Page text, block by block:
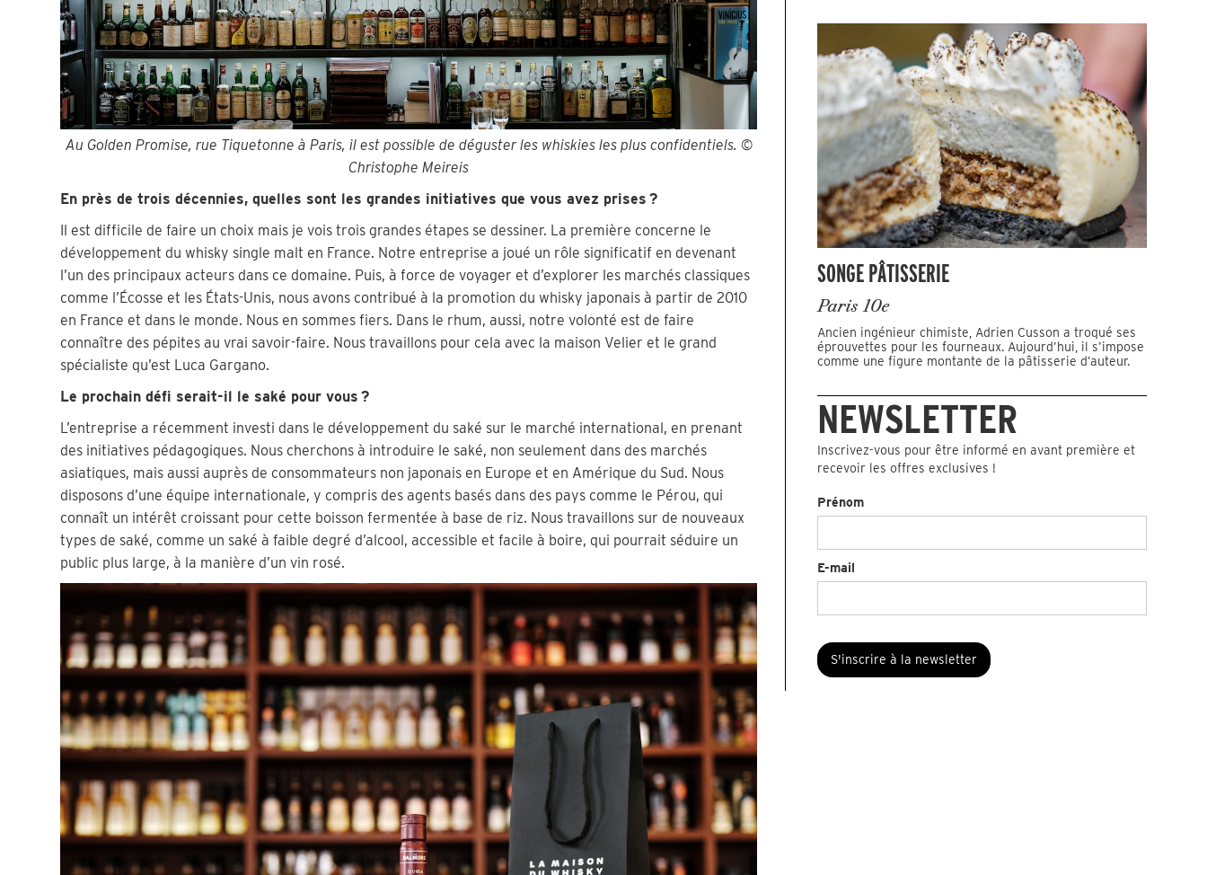
Au Golden Promise, rue Tiquetonne à Paris, il est possible de déguster les whiskies les plus confidentiels. ©
Christophe Meireis
En près de trois décennies, quelles sont les grandes initiatives que vous avez prises ?
Il est difficile de faire un choix mais je vois trois grandes étapes se dessiner. La première concerne le
développement du whisky single malt en France. Notre entreprise a joué un rôle significatif en devenant
l’un des principaux acteurs dans ce domaine. Puis, à force de voyager et d’explorer les marchés classiques
comme l’Écosse et les États-Unis, nous avons contribué à la promotion du whisky japonais à partir de 2010
en France et dans le monde. Nous en sommes fiers. Dans le rhum, aussi, notre volonté est de faire
connaître des pépites au vrai savoir-faire. Nous travaillons pour cela avec la maison Velier et le grand
spécialiste qu’est Luca Gargano.
Le prochain défi serait-il le saké pour vous ?
L’entreprise a récemment investi dans le développement du saké sur le marché international, en prenant
des initiatives pédagogiques. Nous cherchons à introduire le saké, non seulement dans des marchés
asiatiques, mais aussi auprès de consommateurs non japonais en Europe et en Amérique du Sud. Nous
disposons d’une équipe internationale, y compris des agents basés dans des pays comme le Pérou, qui
connaît un intérêt croissant pour cette boisson fermentée à base de riz. Nous travaillons sur de nouveaux
types de saké, comme un saké à faible degré d’alcool, accessible et facile à boire, qui pourrait séduire un
public plus large, à la manière d’un vin rosé.
SONGE PÂTISSERIE
Paris 10e
Ancien ingénieur chimiste, Adrien Cusson a troqué ses
éprouvettes pour les fourneaux. Aujourd’hui, il s’impose
comme une figure montante de la pâtisserie d’auteur.
NEWSLETTER
Inscrivez-vous pour être informé en avant première et
recevoir les offres exclusives !
Prénom
E-mail